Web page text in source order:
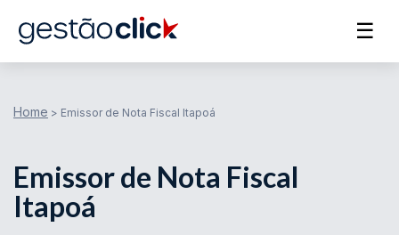
☰
Home > Emissor de Nota Fiscal Itapoá
Emissor de Nota Fiscal
Itapoá